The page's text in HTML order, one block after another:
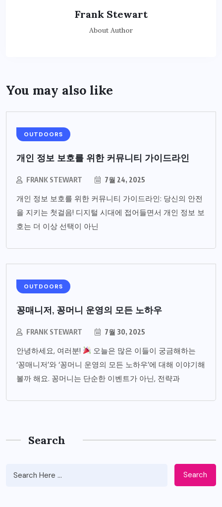
Frank Stewart
About Author
You may also like
OUTDOORS
개인 정보 보호를 위한 커뮤니티 가이드라인
FRANK STEWART 7월 24, 2025
개인 정보 보호를 위한 커뮤니티 가이드라인: 당신의 안전
을 지키는 첫걸음! 디지털 시대에 접어들면서 개인 정보 보
호는 더 이상 선택이 아닌
OUTDOORS
꽁매니저, 꽁머니 운영의 모든 노하우
FRANK STEWART 7월 30, 2025
안녕하세요, 여러분!
오늘은 많은 이들이 궁금해하는
‘꽁매니저’와 ‘꽁머니 운영의 모든 노하우’에 대해 이야기해
볼까 해요. 꽁머니는 단순한 이벤트가 아닌, 전략과
Search
Search